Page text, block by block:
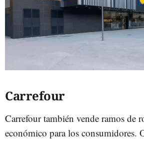
Carrefour
Carrefour también vende ramos de
económico para los consumidores.